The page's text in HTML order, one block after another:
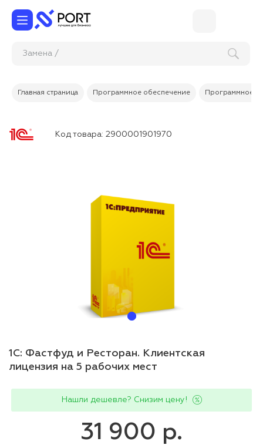
З
Главная страница Программное обеспечение Программное
Код товара: 2900001901970
1С: Фастфуд и Ресторан. Клиентская
лицензия на 5 рабочих мест
Нашли дешевле? Снизим цену!
31 900 р.